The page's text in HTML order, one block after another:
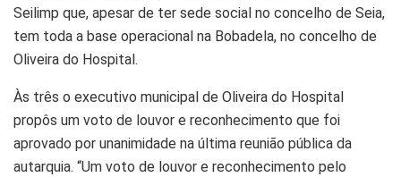
Seilimp que, apesar de ter sede social no concelho de Seia,
tem toda a base operacional na Bobadela, no concelho de
Oliveira do Hospital.
Às três o executivo municipal de Oliveira do Hospital
propôs um voto de louvor e reconhecimento que foi
aprovado por unanimidade na última reunião pública da
autarquia. “Um voto de louvor e reconhecimento pelo